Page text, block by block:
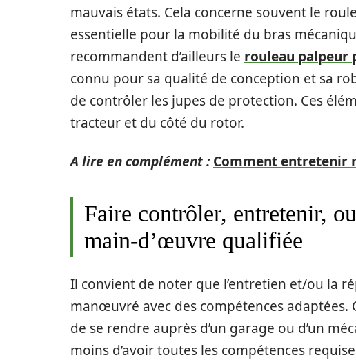
mauvais états. Cela concerne souvent le
essentielle pour la mobilité du bras
recommandent d’ailleurs le rouleau palpeur
connu pour sa qualité de conception et sa
de contrôler les jupes de protection. Ces
tracteur et du côté du rotor.
A lire en complément : Comment entretenir
Faire contrôler, entretenir,
main-d’œuvre qualifiée
Il convient de noter que l’entretien et/ou la
manœuvré avec des compétences
de se rendre auprès d’un garage ou d’un
moins d’avoir toutes les compétences